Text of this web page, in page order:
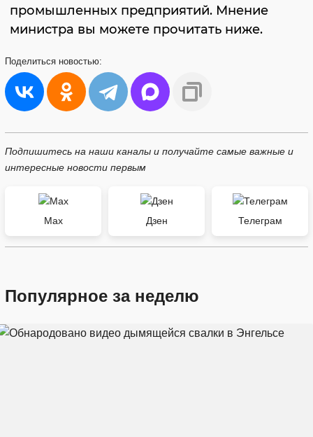
промышленных предприятий. Мнение
министра вы можете прочитать ниже.
Поделиться новостью:
Подпишитесь на наши каналы и получайте самые важные и
интересные новости первым
Max Дзен Телеграм
Популярное за неделю